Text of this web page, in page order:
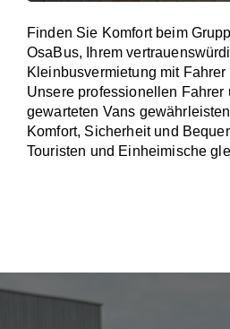
Finden Sie Komfort beim
OsaBus, Ihrem
Kleinbusvermietung mit Fahrer
Unsere professionellen Fahrer
gewarteten Vans
Komfort, Sicherheit und
Touristen und Einheimische